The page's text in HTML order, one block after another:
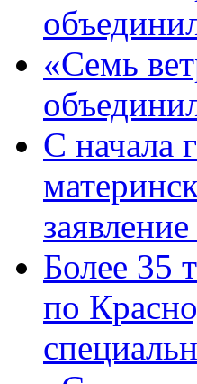
«Семь
С начала
Более 35
по